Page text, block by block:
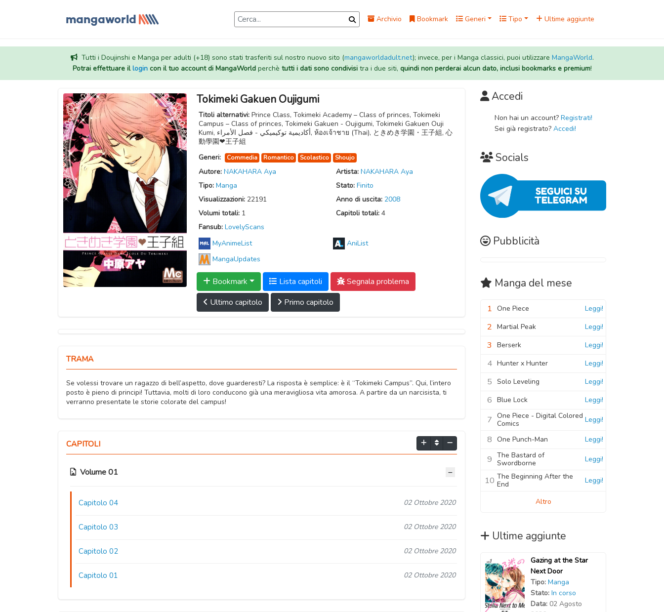
Archivio Bookmark Generi Tipo Ultime aggiunte
Tutti i Doujinshi e Manga per adulti (+18) sono stati trasferiti sul nostro nuovo sito (mangaworldadult.net); invece, per i Manga classici, puoi utilizzare MangaWorld.
Potrai effettuare illogincon il tuo account di MangaWorldperchè tutti i dati sono condivisitra i due siti, quindi non perderai alcun dato, inclusi bookmarks e premium!
Tokimeki Gakuen Oujigumi
Titoli alternativi: Prince Class, Tokimeki Academy – Class of princes, Tokimeki
Campus – Class of princes, Tokimeki Gakuen - Oujigumi, Tokimeki Gakuen Ouji
Kumi, أكاديمية توكيميكي - فصل الأمراء, ห้องเจ้าชาย (Thai), ときめき学園・王子組, 心
動學園❤王子組
Generi:
Commedia Romantico Scolastico Shoujo
Autore: NAKAHARA Aya Artista: NAKAHARA Aya
Tipo: Manga Stato: Finito
Visualizzazioni: 22191 Anno di uscita: 2008
Volumi totali: 1 Capitoli totali: 4
Fansub: LovelyScans
MyAnimeList
AniList
MangaUpdates
Bookmark Lista capitoli
Segnala problema
Ultimo capitolo
Primo capitolo
TRAMA
Se volessi trovare un ragazzo di bell’aspetto, dove guarderesti? La risposta è semplice: è il “Tokimeki Campus”. Qui, l’intero
posto è pieno di principi! Tuttavia, molti di loro conducono già una meravigliosa vita amorosa. A partire da un narcisista, ti
verranno presentate le storie colorate del campus!
CAPITOLI
Volume 01
Capitolo 04 02 Ottobre 2020
Capitolo 03 02 Ottobre 2020
Capitolo 02 02 Ottobre 2020
Capitolo 01 02 Ottobre 2020
Accedi
Non hai un account? Registrati!
Sei già registrato? Accedi!
Socials
Pubblicità
Manga del mese
1 One Piece Leggi!
2 Martial Peak Leggi!
3 Berserk Leggi!
4 Hunter x Hunter Leggi!
5 Solo Leveling Leggi!
6 Blue Lock Leggi!
7 One Piece - Digital Colored
Comics
Leggi!
8 One Punch-Man Leggi!
9 The Bastard of
Swordborne
Leggi!
10 The Beginning After the
End
Leggi!
Altro
Ultime aggiunte
Gazing at the Star
Next Door
Tipo: Manga
Stato: In corso
Data: 02 Agosto